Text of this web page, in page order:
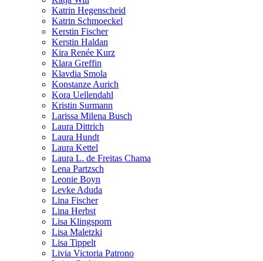
Katrin Hegenscheid
Katrin Schmoeckel
Kerstin Fischer
Kerstin Haldan
Kira Renée Kurz
Klara Greffin
Klavdia Smola
Konstanze Aurich
Kora Uellendahl
Kristin Surmann
Larissa Milena Busch
Laura Dittrich
Laura Hundt
Laura Kettel
Laura L. de Freitas Chama
Lena Partzsch
Leonie Boyn
Levke Aduda
Lina Fischer
Lina Herbst
Lisa Klingsporn
Lisa Maletzki
Lisa Tippelt
Livia Victoria Patrono